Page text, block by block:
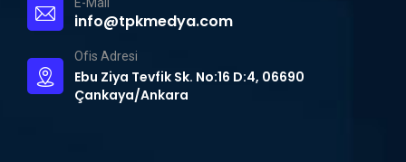
info@tpkmedya.com
Ofis Adresi
Ebu Ziya Tevfik Sk. No:16 D:4, 06690
Çankaya/Ankara